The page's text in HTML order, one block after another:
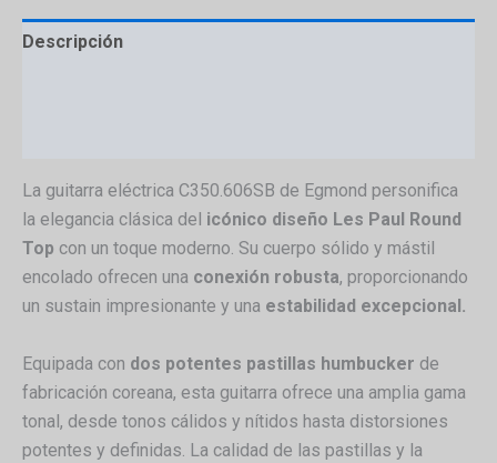
Descripción
La guitarra eléctrica C350.606SB de Egmond personifica
la elegancia clásica del icónico diseño Les Paul Round
Top con un toque moderno. Su cuerpo sólido y mástil
encolado ofrecen una conexión robusta, proporcionando
un sustain impresionante y una estabilidad excepcional.
Equipada con dos potentes pastillas humbucker de
fabricación coreana, esta guitarra ofrece una amplia gama
tonal, desde tonos cálidos y nítidos hasta distorsiones
potentes y definidas. La calidad de las pastillas y la